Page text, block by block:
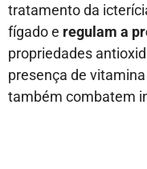
tratamento da
fígado e regulam a
propriedades
presença de
também combatem